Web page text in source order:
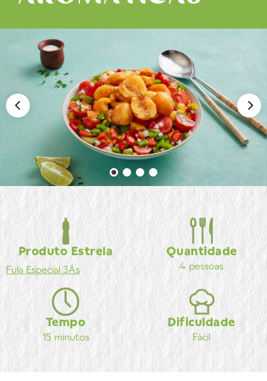
Produto Estrela
Fula Especial 3Ás
Quantidade
4 pessoas
Tempo
15 minutos
Dificuldade
Fácil